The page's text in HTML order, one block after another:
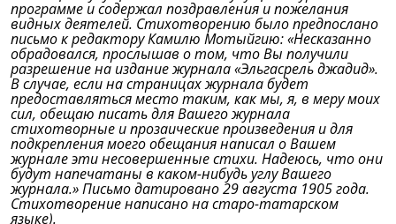
программе и содержал поздравления и пожелания
видных деятелей. Стихотворению было предпослано
письмо к редактору Камилю Мотыйгию: «Несказанно
обрадовался, прослышав о том, что Вы получили
разрешение на издание журнала «Эльгасрель джадид».
В случае, если на страницах журнала будет
предоставляться место таким, как мы, я, в меру моих
сил, обещаю писать для Вашего журнала
стихотворные и прозаические произведения и для
подкрепления моего обещания написал о Вашем
журнале эти несовершенные стихи. Надеюсь, что они
будут напечатаны в каком-нибудь углу Вашего
журнала.» Письмо датировано 29 августа 1905 года.
Стихотворение написано на старо-татарском
языке).